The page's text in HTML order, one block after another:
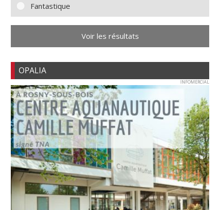
Fantastique
Voir les résultats
OPALIA
INFOMERCIAL